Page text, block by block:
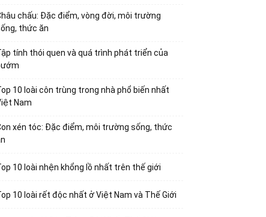
chấu: Đặc điểm, vòng đời, môi trường
thức ăn
tính thói quen và quá trình phát triển của
10 loài côn trùng trong nhà phổ biến nhất
Nam
xén tóc: Đặc điểm, môi trường sống, thức
10 loài nhện khổng lồ nhất trên thế giới
10 loài rết độc nhất ở Việt Nam và Thế Giới